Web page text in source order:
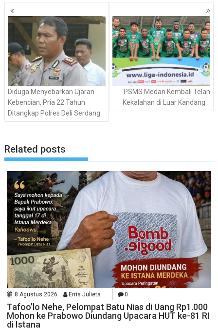
Navigasi
pos
Diduga Menyebarkan Ujaran
Kebencian, Pria 22 Tahun
Ditangkap Polres Deli Serdang
PSMS Medan Kembali Telan
Kekalahan di Luar Kandang
Related posts
8 Agustus 2026 Erris Julieta 0
Tafoo’lo Nehe, Pelompat Batu Nias di Uang Rp1.000
Mohon ke Prabowo Diundang Upacara HUT ke-81 RI
di Istana